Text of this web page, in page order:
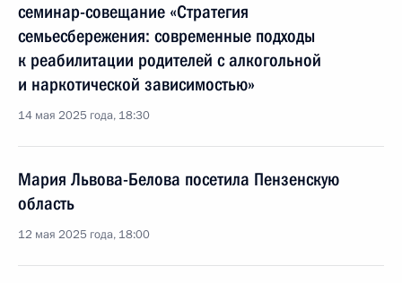
семинар-совещание «Стратегия
семьесбережения: современные подходы
к реабилитации родителей с алкогольной
и наркотической зависимостью»
14 мая 2025 года, 18:30
Мария Львова-Белова посетила Пензенскую
область
12 мая 2025 года, 18:00